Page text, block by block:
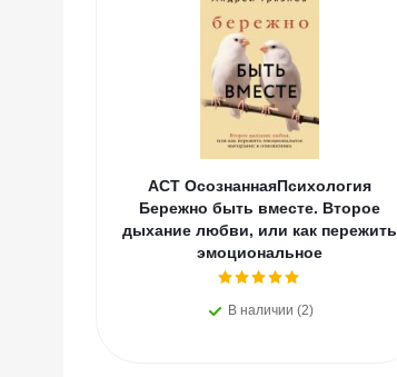
АСТ ОсознаннаяПсихология
Бережно быть вместе. Второе
дыхание любви, или как пережить
эмоциональное
В наличии (2)